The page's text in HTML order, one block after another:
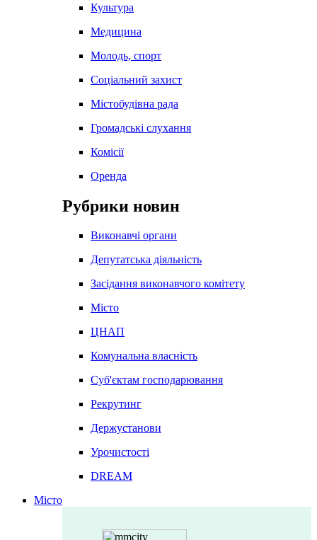
Культура
Медицина
Молодь, спорт
Соціальний захист
Містобудівна рада
Громадські слухання
Комісії
Оренда
Рубрики новин
Виконавчі органи
Депутатська діяльність
Засідання виконавчого комітету
Місто
ЦНАП
Комунальна власність
Суб'єктам господарювання
Рекрутинг
Держустанови
Урочистості
DREAM
Місто